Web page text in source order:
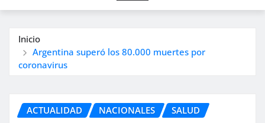
Inicio
Argentina superó los 80.000 muertes por
coronavirus
ACTUALIDAD NACIONALES SALUD